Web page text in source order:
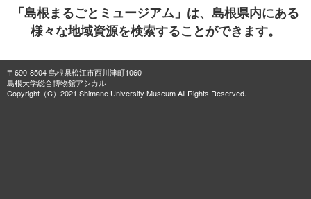
「島根まるごとミュージアム」は、島根県内にある
様々な地域資源を検索することができます。
〒690-8504 島根県松江市西川津町1060
島根大学総合博物館アシカル
Copyright（C）2021 Shimane University Museum All Rights Reserved.